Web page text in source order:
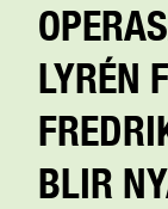
LYRÉN
BLIR